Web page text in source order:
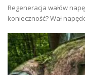
Regeneracja wałów
konieczność? Wał